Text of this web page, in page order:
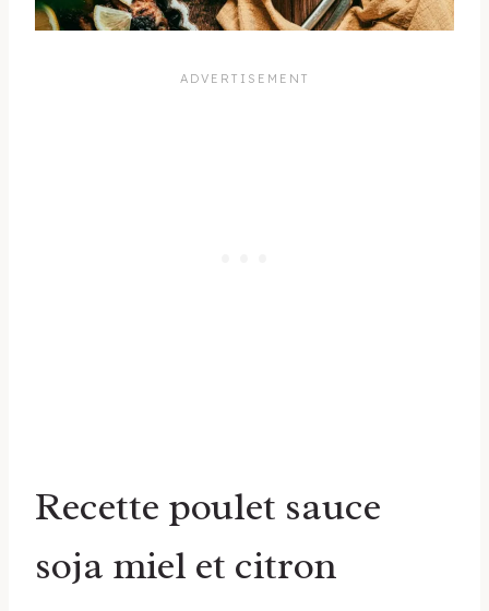
Recette poulet sauce
soja miel et citron